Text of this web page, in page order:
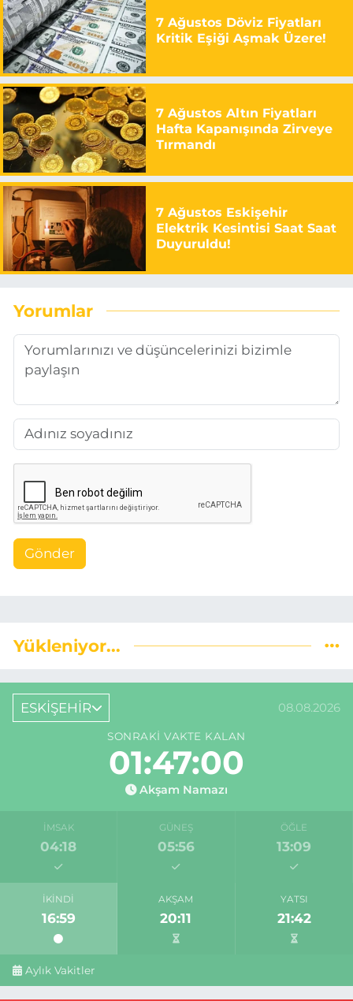
7 Ağustos Döviz Fiyatları
Kritik Eşiği Aşmak Üzere!
7 Ağustos Altın Fiyatları
Hafta Kapanışında Zirveye
Tırmandı
7 Ağustos Eskişehir
Elektrik Kesintisi Saat Saat
Duyuruldu!
Yorumlar
Gönder
Yükleniyor...
ESKİŞEHİR 08.08.2026
SONRAKI VAKTE KALAN
01:46:59
Akşam Namazı
İMSAK
04:18
GÜNEŞ
05:56
ÖĞLE
13:09
İKINDI
16:59
AKŞAM
20:11
YATSI
21:42
Aylık Vakitler